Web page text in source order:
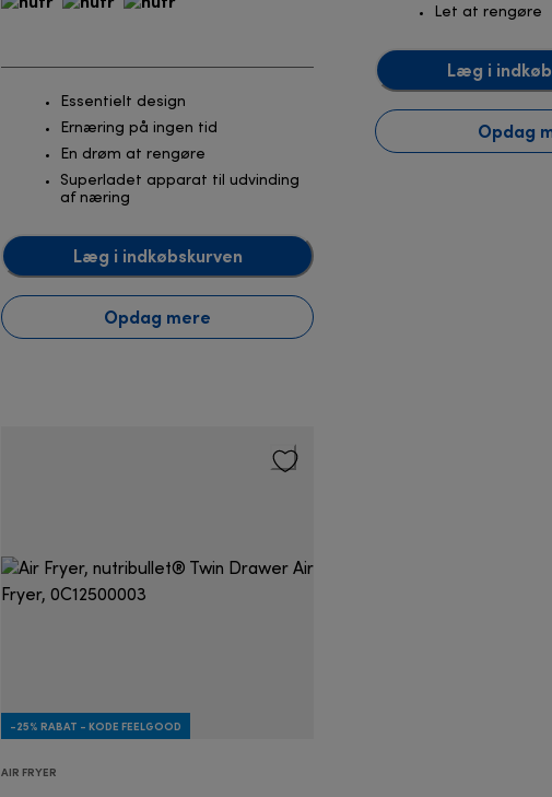
Essentielt design
Ernæring på ingen tid
En drøm at rengøre
Superladet apparat til udvinding
af næring
Læg i indkøbskurven
Opdag mere
Let at rengøre
Læg i
Opdag
-25% RABAT - KODE FEELGOOD
AIR FRYER